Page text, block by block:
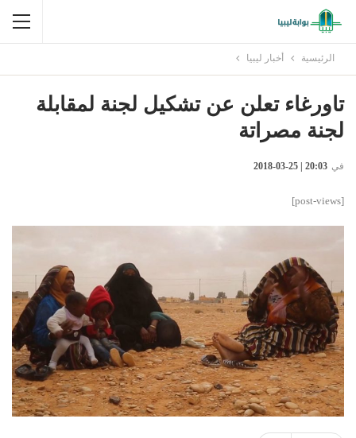
الرئيسية أخبار ليبيا
تاورغاء تعلن عن تشكيل لجنة لمقابلة
لجنة مصراتة
في 20:03 | 25-03-2018
[post-views]